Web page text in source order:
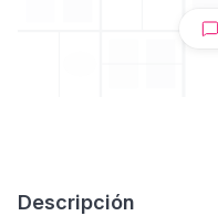
Descripción